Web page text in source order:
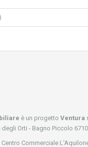
è un progetto Ventura
degli Orti - Bagno Piccolo
Centro Commerciale